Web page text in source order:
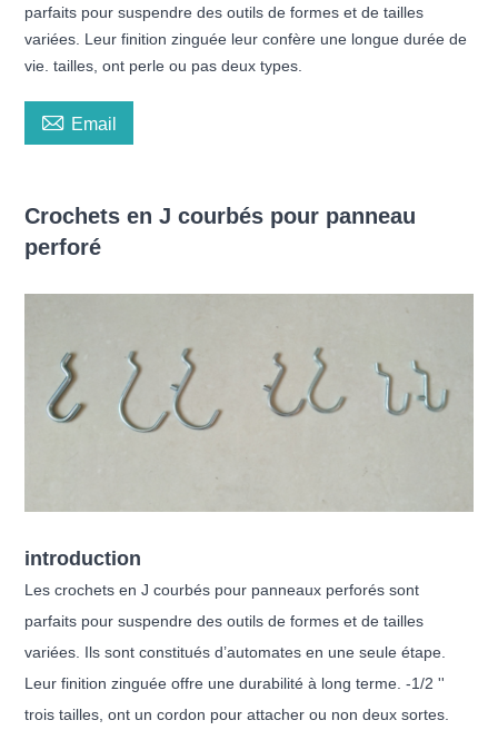
parfaits pour suspendre des outils de formes et de tailles
variées. Leur finition zinguée leur confère une longue durée de
vie. tailles, ont perle ou pas deux types.
 Email
Crochets en J courbés pour panneau
perforé
introduction
Les crochets en J courbés pour panneaux perforés sont
parfaits pour suspendre des outils de formes et de tailles
variées. Ils sont constitués d’automates en une seule étape.
Leur finition zinguée offre une durabilité à long terme. -1/2 ''
trois tailles, ont un cordon pour attacher ou non deux sortes.